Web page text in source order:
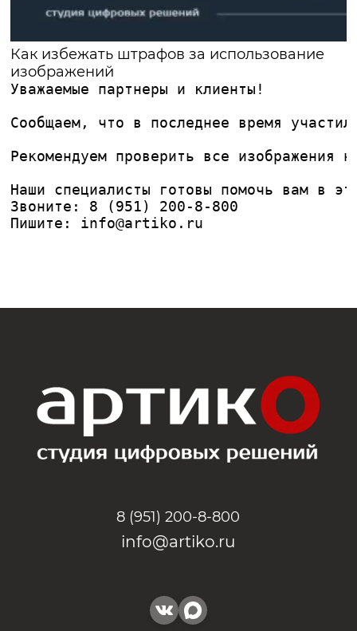
Как избежать штрафов за использование
изображений
Уважаемые партнеры и клиенты!
Сообщаем, что в последнее время
Рекомендуем проверить все
Наши специалисты готовы помочь вам в
Звоните: 8 (951) 200-8-800
Пишите: info@artiko.ru
8 (951) 200-8-800
info@artiko.ru